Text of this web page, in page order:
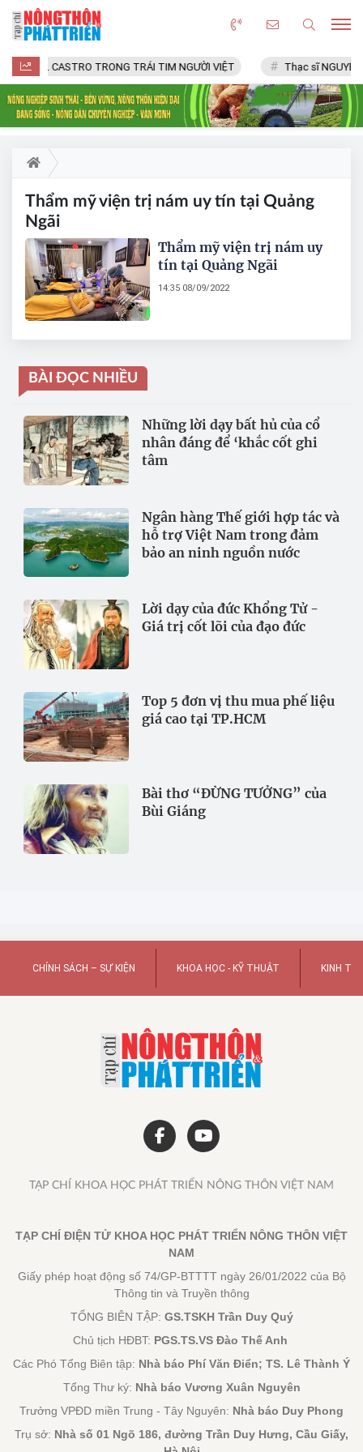
FIDEL CASTRO TRONG TRÁI TIM NGƯỜI VIỆT Thạc sĩ NGUYỄN
Thẩm mỹ viện trị nám uy tín tại Quảng
Ngãi
Thẩm mỹ viện trị nám uy
tín tại Quảng Ngãi
14:35 08/09/2022
BÀI ĐỌC NHIỀU
Những lời dạy bất hủ của cổ
nhân đáng để ‘khắc cốt ghi
tâm
Ngân hàng Thế giới hợp tác và
hỗ trợ Việt Nam trong đảm
bảo an ninh nguồn nước
Lời dạy của đức Khổng Tử -
Giá trị cốt lõi của đạo đức
Top 5 đơn vị thu mua phế liệu
giá cao tại TP.HCM
Bài thơ “ĐỪNG TƯỞNG” của
Bùi Giáng
CHÍNH SÁCH – SỰ KIỆN KHOA HỌC - KỸ THUẬT KINH TẾ
TẠP CHÍ KHOA HỌC PHÁT TRIỂN NÔNG THÔN VIỆT NAM
TẠP CHÍ ĐIỆN TỬ KHOA HỌC PHÁT TRIỂN NÔNG THÔN VIỆT
NAM
Giấy phép hoạt động số 74/GP-BTTTT ngày 26/01/2022 của Bộ
Thông tin và Truyền thông
TỔNG BIÊN TẬP: GS.TSKH Trần Duy Quý
Chủ tịch HĐBT: PGS.TS.VS Đào Thế Anh
Các Phó Tổng Biên tập: Nhà báo Phí Văn Điển; TS. Lê Thành Ý
Tổng Thư ký: Nhà báo Vương Xuân Nguyên
Trưởng VPĐD miền Trung - Tây Nguyên: Nhà báo Duy Phong
Trụ sở: Nhà số 01 Ngõ 186, đường Trần Duy Hưng, Cầu Giấy,